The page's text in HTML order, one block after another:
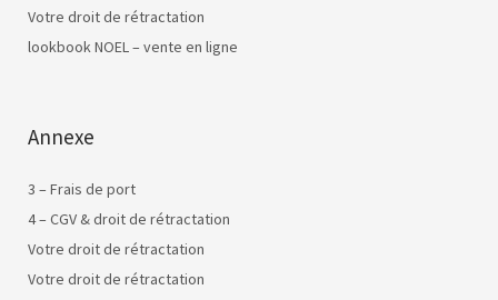
Votre droit de rétractation
lookbook NOEL – vente en ligne
Annexe
3 – Frais de port
4 – CGV & droit de rétractation
Votre droit de rétractation
Votre droit de rétractation